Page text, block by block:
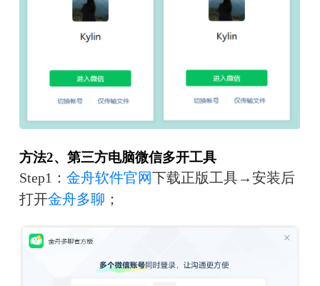
方法2、第三方电脑微信多开工具
Step1： 金舟软件官网下载正版工具→安装后
打开金舟多聊 ；